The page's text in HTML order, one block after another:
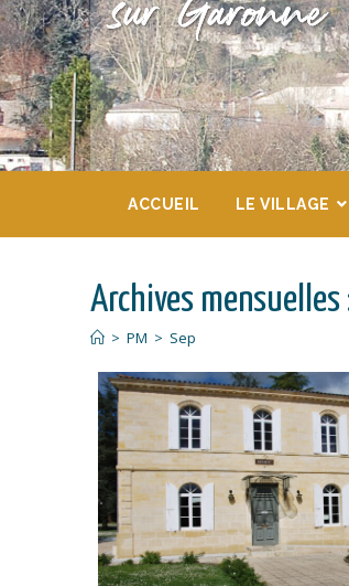
ACCUEIL LE VILLAGE
Archives
> PM > Sep